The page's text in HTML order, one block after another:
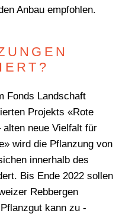
Anbau empfohlen.
Fonds Landschaft
Projekts «Rote
neue Vielfalt für
wird die Pflanzung von
innerhalb des
Bis Ende 2022 sollen
Rebbergen
kann zu